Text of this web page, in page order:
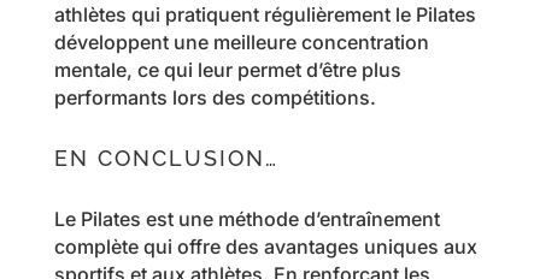
athlètes qui pratiquent régulièrement le Pilates
développent une meilleure concentration
mentale, ce qui leur permet d’être plus
performants lors des compétitions.
EN CONCLUSION…
Le Pilates est une méthode d’entraînement
complète qui offre des avantages uniques aux
sportifs et aux athlètes. En renforçant les